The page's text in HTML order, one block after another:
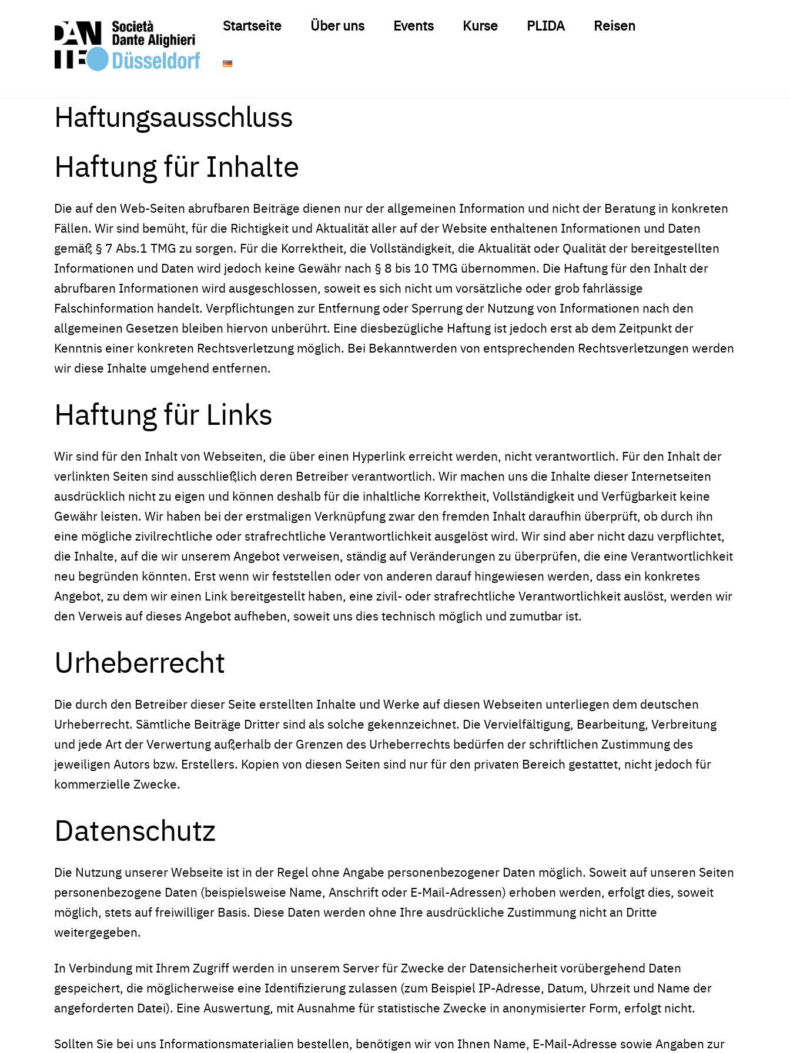
Startseite Über uns Events Kurse PLIDA Reisen
Haftungsausschluss
Haftung für Inhalte
Die auf den Web-Seiten abrufbaren Beiträge dienen nur der allgemeinen Information und nicht der Beratung in konkreten
Fällen. Wir sind bemüht, für die Richtigkeit und Aktualität aller auf der Website enthaltenen Informationen und Daten
gemäß § 7 Abs.1 TMG zu sorgen. Für die Korrektheit, die Vollständigkeit, die Aktualität oder Qualität der bereitgestellten
Informationen und Daten wird jedoch keine Gewähr nach § 8 bis 10 TMG übernommen. Die Haftung für den Inhalt der
abrufbaren Informationen wird ausgeschlossen, soweit es sich nicht um vorsätzliche oder grob fahrlässige
Falschinformation handelt. Verpflichtungen zur Entfernung oder Sperrung der Nutzung von Informationen nach den
allgemeinen Gesetzen bleiben hiervon unberührt. Eine diesbezügliche Haftung ist jedoch erst ab dem Zeitpunkt der
Kenntnis einer konkreten Rechtsverletzung möglich. Bei Bekanntwerden von entsprechenden Rechtsverletzungen werden
wir diese Inhalte umgehend entfernen.
Haftung für Links
Wir sind für den Inhalt von Webseiten, die über einen Hyperlink erreicht werden, nicht verantwortlich. Für den Inhalt der
verlinkten Seiten sind ausschließlich deren Betreiber verantwortlich. Wir machen uns die Inhalte dieser Internetseiten
ausdrücklich nicht zu eigen und können deshalb für die inhaltliche Korrektheit, Vollständigkeit und Verfügbarkeit keine
Gewähr leisten. Wir haben bei der erstmaligen Verknüpfung zwar den fremden Inhalt daraufhin überprüft, ob durch ihn
eine mögliche zivilrechtliche oder strafrechtliche Verantwortlichkeit ausgelöst wird. Wir sind aber nicht dazu verpflichtet,
die Inhalte, auf die wir unserem Angebot verweisen, ständig auf Veränderungen zu überprüfen, die eine Verantwortlichkeit
neu begründen könnten. Erst wenn wir feststellen oder von anderen darauf hingewiesen werden, dass ein konkretes
Angebot, zu dem wir einen Link bereitgestellt haben, eine zivil- oder strafrechtliche Verantwortlichkeit auslöst, werden wir
den Verweis auf dieses Angebot aufheben, soweit uns dies technisch möglich und zumutbar ist.
Urheberrecht
Die durch den Betreiber dieser Seite erstellten Inhalte und Werke auf diesen Webseiten unterliegen dem deutschen
Urheberrecht. Sämtliche Beiträge Dritter sind als solche gekennzeichnet. Die Vervielfältigung, Bearbeitung, Verbreitung
und jede Art der Verwertung außerhalb der Grenzen des Urheberrechts bedürfen der schriftlichen Zustimmung des
jeweiligen Autors bzw. Erstellers. Kopien von diesen Seiten sind nur für den privaten Bereich gestattet, nicht jedoch für
kommerzielle Zwecke.
Datenschutz
Die Nutzung unserer Webseite ist in der Regel ohne Angabe personenbezogener Daten möglich. Soweit auf unseren Seiten
personenbezogene Daten (beispielsweise Name, Anschrift oder E-Mail-Adressen) erhoben werden, erfolgt dies, soweit
möglich, stets auf freiwilliger Basis. Diese Daten werden ohne Ihre ausdrückliche Zustimmung nicht an Dritte
weitergegeben.
In Verbindung mit Ihrem Zugriff werden in unserem Server für Zwecke der Datensicherheit vorübergehend Daten
gespeichert, die möglicherweise eine Identifizierung zulassen (zum Beispiel IP-Adresse, Datum, Uhrzeit und Name der
angeforderten Datei). Eine Auswertung, mit Ausnahme für statistische Zwecke in anonymisierter Form, erfolgt nicht.
Sollten Sie bei uns Informationsmaterialien bestellen, benötigen wir von Ihnen Name, E-Mail-Adresse sowie Angaben zur